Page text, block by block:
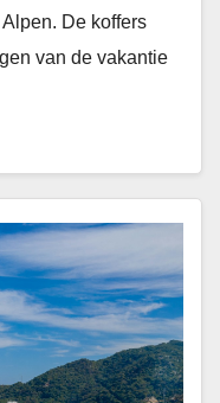
De koffers
van de vakantie